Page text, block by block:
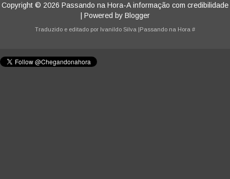
Copyright © 2026 Passando na Hora-A informação com credibilidade
| Powered by Blogger
Traduzido e editado por Ivanildo Silva |Passando na Hora #